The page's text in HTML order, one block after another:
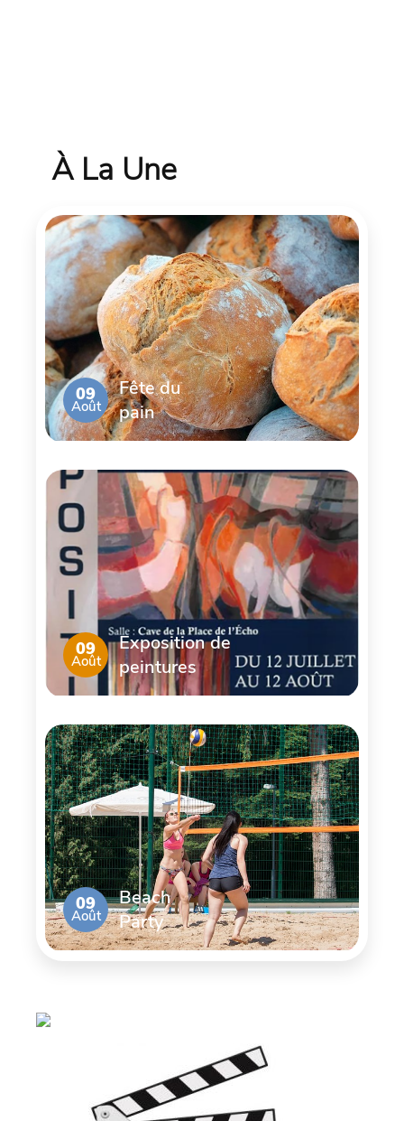
À La Une
09
Août
Fête du
pain
09
Août
Exposition de
peintures
09
Août
Beach
Party